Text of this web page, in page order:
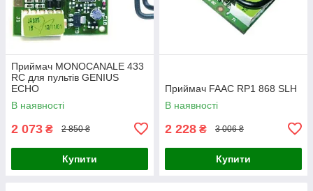
Приймач MONOCANALE 433
RC для пультів GENIUS
ECHO
В наявності
2 073 ₴ 2 850 ₴
Купити
Приймач FAAC RP1 868 SLH
В наявності
2 228 ₴ 3 006 ₴
Купити